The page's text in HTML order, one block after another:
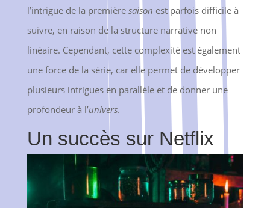
l’intrigue de la première saison est parfois difficile à
suivre, en raison de la structure narrative non
linéaire. Cependant, cette complexité est également
une force de la série, car elle permet de développer
plusieurs intrigues en parallèle et de donner une
profondeur à l’univers.
Un succès sur Netflix